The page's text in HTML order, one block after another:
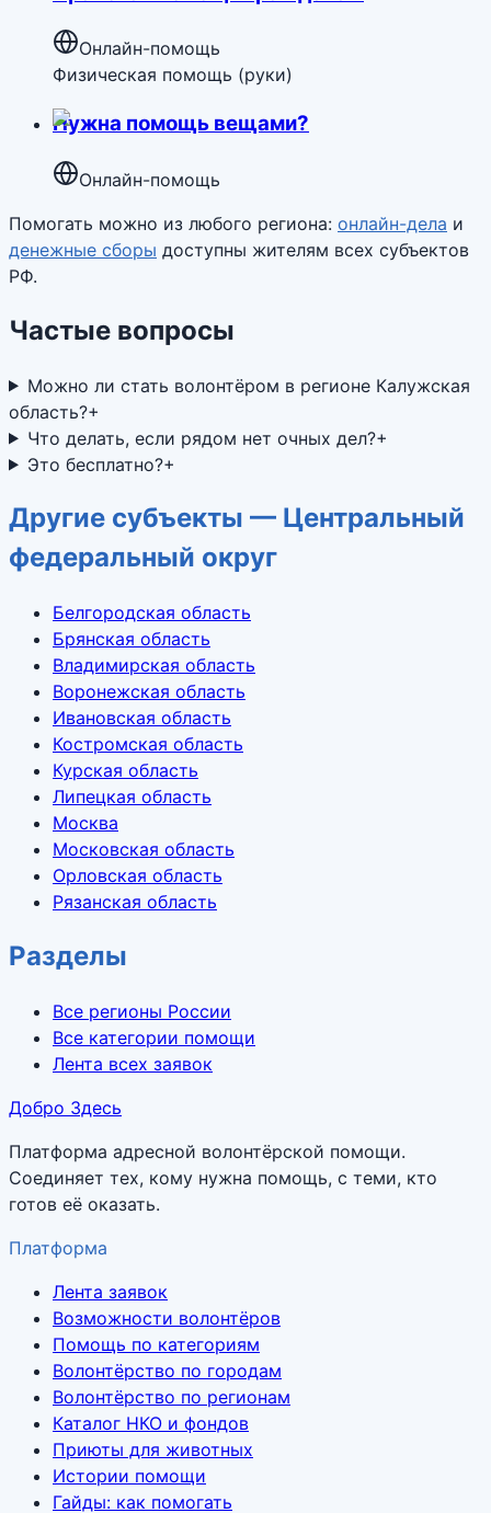
Онлайн-помощь
Физическая помощь (руки)
Нужна помощь вещами?
Онлайн-помощь
Помогать можно из любого региона: онлайн-дела и
денежные сборы доступны жителям всех субъектов
РФ.
Частые вопросы
Можно ли стать волонтёром в регионе Калужская
область?+
Что делать, если рядом нет очных дел?+
Это бесплатно?+
Другие субъекты — Центральный
федеральный округ
Белгородская область
Брянская область
Владимирская область
Воронежская область
Ивановская область
Костромская область
Курская область
Липецкая область
Москва
Московская область
Орловская область
Рязанская область
Разделы
Все регионы России
Все категории помощи
Лента всех заявок
Добро Здесь
Платформа адресной волонтёрской помощи.
Соединяет тех, кому нужна помощь, с теми, кто
готов её оказать.
Платформа
Лента заявок
Возможности волонтёров
Помощь по категориям
Волонтёрство по городам
Волонтёрство по регионам
Каталог НКО и фондов
Приюты для животных
Истории помощи
Гайды: как помогать